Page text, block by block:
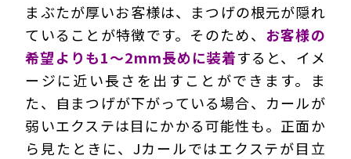
まぶたが厚いお客様は、まつげの根元が隠れ
ていることが特徴です。そのため、 お客様の
希望よりも1～2mm長めに装着すると、イメ
ージに近い長さを出すことができます。ま
た、自まつげが下がっている場合、カールが
弱いエクステは目にかかる可能性も。正面か
ら見たときに、Jカールではエクステが目立